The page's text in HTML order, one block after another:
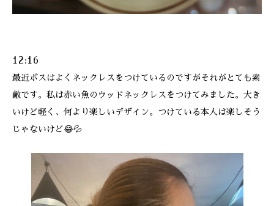
12:16
最近ボスはよくネックレスをつけているのですがそれがとても素
敵です。私は赤い魚のウッドネックレスをつけてみました。大き
いけど軽く、何より楽しいデザイン。つけている本人は楽しそう
じゃないけど😂💦